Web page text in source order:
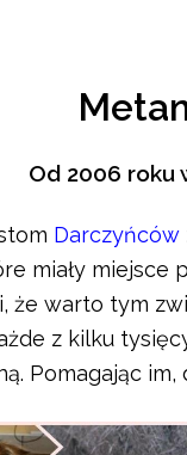
Od 2006 roku
Darczyńców
miały miejsce
że warto tym
z kilku
Pomagając